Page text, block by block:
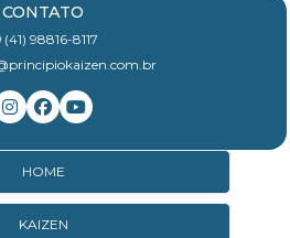
CONTATO
(41) 98816-8117
HOME
KAIZEN